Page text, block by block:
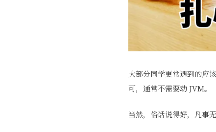
大部分同学更常遇到的应
可，通常不需要动 JVM。
当然，俗话说得好，凡事